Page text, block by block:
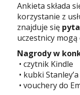
Ankieta składa
korzystanie z
znajduje się
uczestnicy
Nagrody w
• czytnik Kindle
• kubki Stanley’a
• vouchery do